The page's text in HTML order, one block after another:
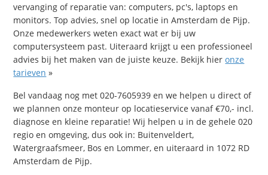
vervanging of reparatie van: computers, pc's, laptops en
monitors. Top advies, snel op locatie in Amsterdam de Pijp.
Onze medewerkers weten exact wat er bij uw
computersysteem past. Uiteraard krijgt u een professioneel
advies bij het maken van de juiste keuze. Bekijk hieronze
tarieven »
Bel vandaag nog met 020-7605939 en we helpen u direct of
we plannen onze monteur op locatieservice vanaf €70,- incl.
diagnose en kleine reparatie! Wij helpen u in de gehele 020
regio en omgeving, dus ook in: Buitenveldert,
Watergraafsmeer, Bos en Lommer, en uiteraard in 1072 RD
Amsterdam de Pijp.